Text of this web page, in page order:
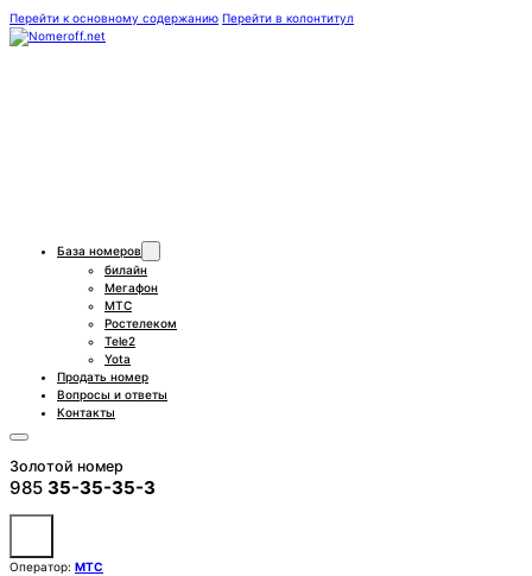
Перейти к основному содержанию Перейти в колонтитул
База номеров
билайн
Мегафон
МТС
Ростелеком
Tele2
Yota
Продать номер
Вопросы и ответы
Контакты
Золотой номер
985 35-35-35-3
Оператор: МТС